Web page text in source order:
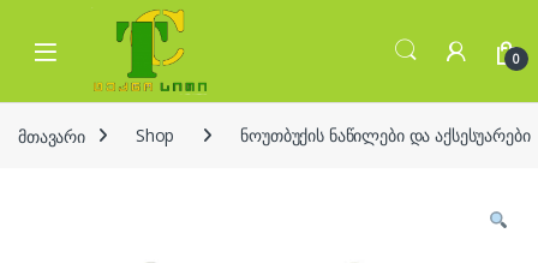
Skip to navigation
Skip to content
Open 0
მთავარი Shop ნოუთბუქის ნაწილები და აქსესუარები